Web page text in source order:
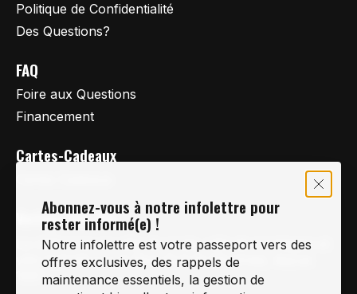
Politique de Confidentialité
Des Questions?
FAQ
Foire aux Questions
Financement
Cartes-Cadeaux
Vertige Vélo Ski
La référence en vélo de route, vélo de montagne et
vélo hybride sur la Rive-Sud de Montréal, depuis
1997.
Abonnez-vous à notre infolettre pour
rester informé(e) !
Notre infolettre est votre passeport vers des
offres exclusives, des rappels de
maintenance essentiels, la gestion de